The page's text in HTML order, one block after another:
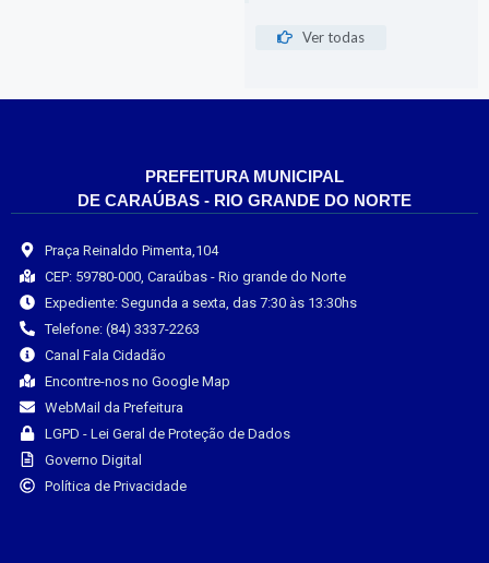
Ver todas
PREFEITURA MUNICIPAL
DE CARAÚBAS - RIO GRANDE DO NORTE
Praça Reinaldo Pimenta,104
CEP: 59780-000, Caraúbas - Rio grande do Norte
Expediente: Segunda a sexta, das 7:30 às 13:30hs
Telefone: (84) 3337-2263
Canal Fala Cidadão
Encontre-nos no Google Map
WebMail da Prefeitura
LGPD - Lei Geral de Proteção de Dados
Governo Digital
Política de Privacidade